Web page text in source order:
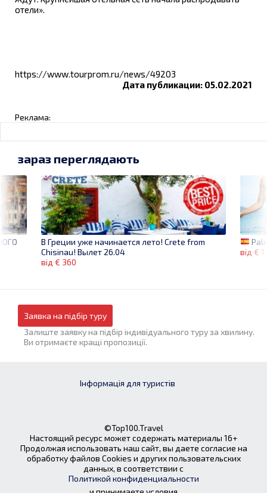
отели».
https://www.tourprom.ru/news/49203
Дата публикации: 05.02.2021
Реклама:
від €
зараз переглядають
В Греции уже начинается лето! Crete from
Chisinau! Вылет 26.04
від € 360
Заявка на підбір туру
Залиште заявку на підбір індивідуального туру за хвилину.
Ви отримаєте кращі пропозиції.
Інформація для туристів
©Top100.Travel
Настоящий ресурс может содержать материалы 16+
Продолжая использовать наш сайт, вы даете согласие на
обработку файлов Cookies и других пользовательских
данных, в соответствии с
Политикой конфиденциальности